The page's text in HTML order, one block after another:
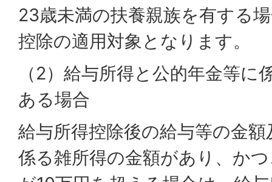
23歳未満の扶養親族を有する
控除の適用対象となります。
（2）給与所得と公的年金等に
ある場合
給与所得控除後の給与等の金
係る雑所得の金額があり、か